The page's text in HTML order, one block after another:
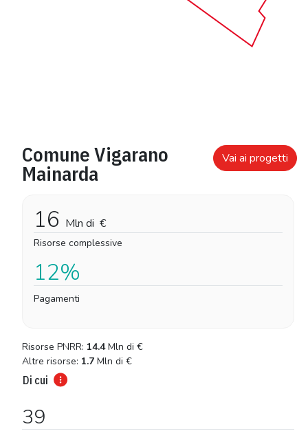
Comune Vigarano
Mainarda
Vai ai progetti
16 Mln di €
Risorse complessive
12%
Pagamenti
Risorse PNRR: 14.4 Mln di €
Altre risorse: 1.7 Mln di €
Di cui
39